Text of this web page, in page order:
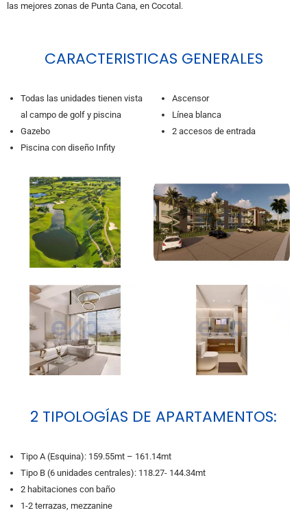
las mejores zonas de Punta Cana, en Cocotal.
CARACTERISTICAS GENERALES
Todas las unidades tienen vista
al campo de golf y piscina
Gazebo
Piscina con diseño Infity
Ascensor
Línea blanca
2 accesos de entrada
2 TIPOLOGÍAS DE APARTAMENTOS:
Tipo A (Esquina): 159.55mt – 161.14mt
Tipo B (6 unidades centrales): 118.27- 144.34mt
2 habitaciones con baño
1-2 terrazas, mezzanine